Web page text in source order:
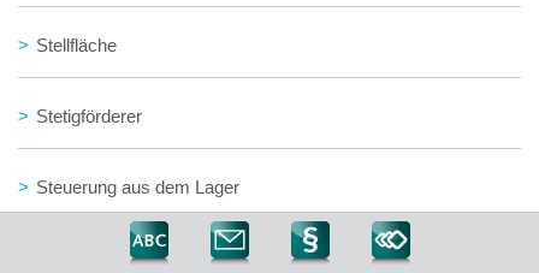
> Stellfläche
> Stetigförderer
> Steuerung aus dem Lager
Stichgangsstrategie